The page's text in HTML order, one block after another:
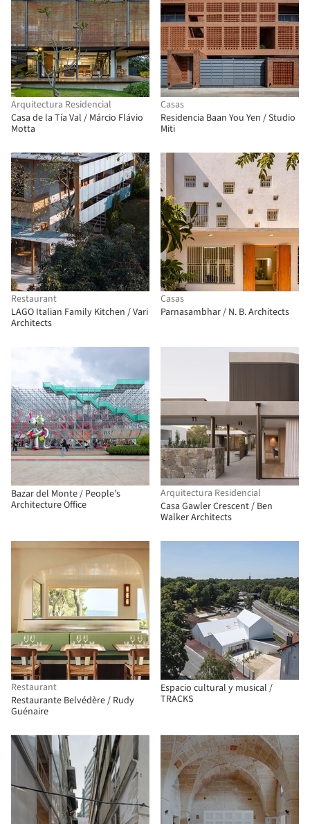
Arquitectura Residencial
Casa de la Tía Val / Márcio Flávio
Motta
Casas
Residencia Baan You Yen / Studio
Miti
Restaurant
LAGO Italian Family Kitchen / Vari
Architects
Casas
Parnasambhar / N. B. Architects
Bazar del Monte / People’s
Architecture Office
Arquitectura Residencial
Casa Gawler Crescent / Ben
Walker Architects
Restaurant
Restaurante Belvédère / Rudy
Guénaire
Espacio cultural y musical /
TRACKS